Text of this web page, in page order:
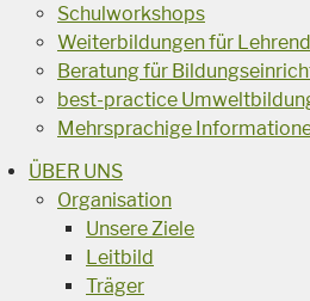
Schulworkshops
Weiterbildungen für
Beratung für
best-practice
Mehrsprachige
ÜBER UNS
Organisation
Unsere Ziele
Leitbild
Träger